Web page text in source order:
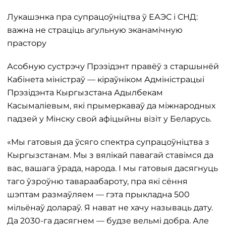
Лукашэнка пра супрацоўніцтва ў ЕАЭС і СНД:
важна не страціць агульную эканамічную
прастору
Асобную сустрэчу Прэзідэнт правёў з старшынёй
Кабінета міністраў — кіраўніком Адміністрацыі
Прэзідэнта Кыргызстана Адылбекам
Касымаліевым, які прымеркаваў да міжнародных
падзей у Мінску свой афіцыйны візіт у Беларусь.
«Мы гатовыя да ўсяго спектра супрацоўніцтва з
Кыргызстанам. Мы з вялікай павагай ставімся да
вас, вашага ўрада, народа. І мы гатовыя дасягнуць
таго ўзроўню тавараабароту, пра які сёння
шэптам размаўляем — гэта прыкладна 500
мільёнаў долараў. Я нават не хачу называць дату.
Да 2030-га дасягнем — будзе вельмі добра. Але